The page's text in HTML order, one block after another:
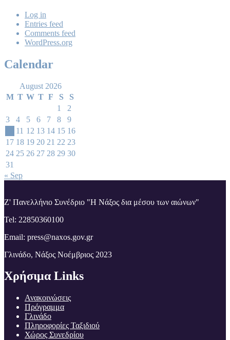
Log in
Entries feed
Comments feed
WordPress.org
Calendar
August 2026
M T W T F S
S
1
2
3
4 5 6 7 8
9
11 12 13 14 15 16
17 18 19 20 21 22 23
24 25 26 27 28 29 30
31
« Sep
Z' Πανελλήνιο Συνέδριο "Η Νάξος δια μέσου των αιώνων"
Tel: 22850360100
Email: press@naxos.gov.gr
Γλινάδο, Νάξος Νοέμβριος 2023
Χρήσιμα Links
Ανακοινώσεις
Πρόγραμμα
Γλινάδο
Πληροφορίες Ταξιδιού
Χώρος Συνεδρίου